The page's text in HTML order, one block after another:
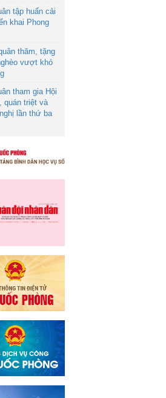
tập huấn cải
khai Phong
thăm, tặng
vượt khó
tham gia Hội
quán triệt và
lần thứ ba